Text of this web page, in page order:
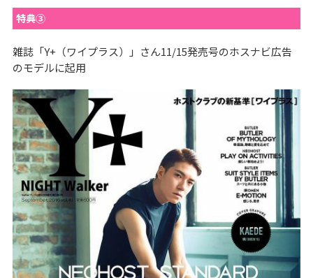
特典③
雑誌「Y+（ワイプラス）」さん11/15発売号のホスナビ広告
のモデルに起用